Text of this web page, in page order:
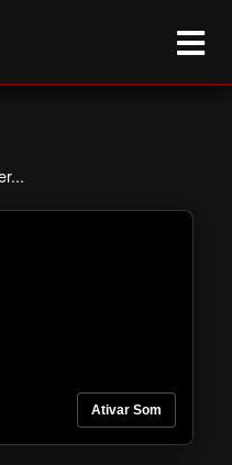
Ativar Som